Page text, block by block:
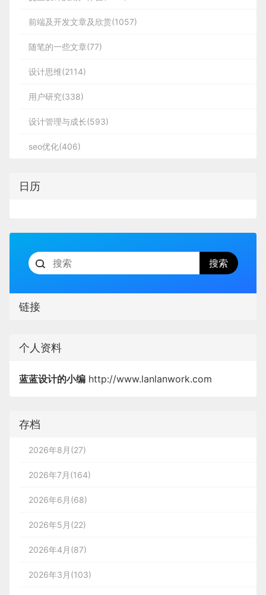
前端及开发文章及欣赏(1057)
随笔的一些文章(77)
设计思维(2114)
用户研究(338)
设计管理与成长(593)
seo优化(406)
日历
链接
个人资料
蓝蓝设计的小编 http://www.lanlanwork.com
存档
2026年8月(27)
2026年7月(164)
2026年6月(68)
2026年5月(22)
2026年4月(87)
2026年3月(103)